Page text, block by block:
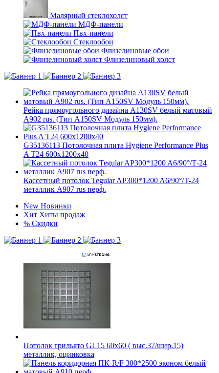
Малярный стеклохолст
МДФ-панели
Пвх-панели
Стеклообои
Флизелиновые обои
Флизелиновый холст
Рейка прямоугольного дизайна A130SV белый матовый
A902 rus. (Тип A150SV Модуль 150мм).
G35136113 Потолочная плита Hygiene Performance Plus
A T24 600x1200x40
Кассетный потолок Tegular AP300*1200 A6/90°/Т-24
металлик А907 rus перф.
New Новинки
Хит Хиты продаж
% Скидки
Потолок грильято GL15 60х60 ( выс.37/шир.15)
металлик, оцинковка